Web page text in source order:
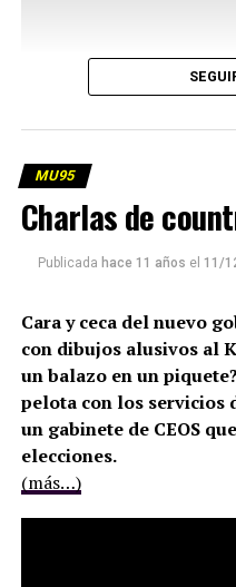
MU95
Charlas de
Publicada hace 11 años el 11/
Cara y ceca del nuevo
con dibujos alusivos al
un balazo en un
pelota con los servicios
un gabinete de CEOS
elecciones.
(más…)